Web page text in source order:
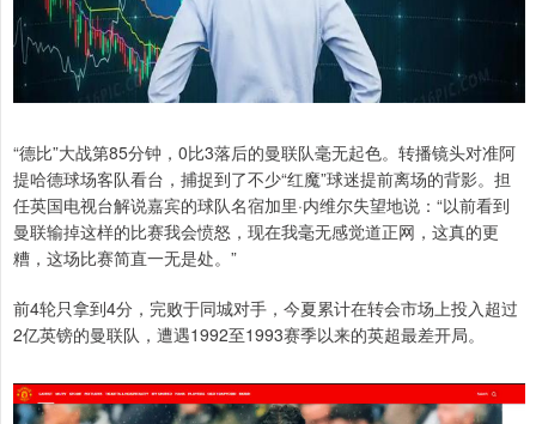
“德比”大战第85分钟，0比3落后的曼联队毫无起色。转播镜头对准阿
提哈德球场客队看台，捕捉到了不少“红魔”球迷提前离场的背影。担
任英国电视台解说嘉宾的球队名宿加里·内维尔失望地说：“以前看到
曼联输掉这样的比赛我会愤怒，现在我毫无感觉道正网，这真的更
糟，这场比赛简直一无是处。”
前4轮只拿到4分，完败于同城对手，今夏累计在转会市场上投入超过
2亿英镑的曼联队，遭遇1992至1993赛季以来的英超最差开局。